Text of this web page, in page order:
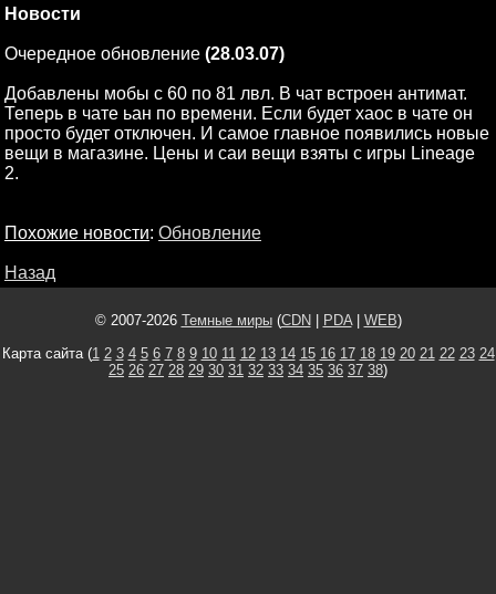
Новости
Очередное обновление (28.03.07)
Добавлены мобы с 60 по 81 лвл. В чат встроен антимат.
Теперь в чате ьан по времени. Если будет хаос в чате он
просто будет отключен. И самое главное появились новые
вещи в магазине. Цены и саи вещи взяты с игры Lineage
2.
Похожие новости: Обновление
Назад
© 2007-2026 Темные миры(CDN PDA| WEB)
Карта сайта (1 2 3 4 5 6 7 8 9 10 11 12 13 14 15 16 17 18 19 20 21 22 23 24
25 26 27 28 29 30 31 32 33 34 35 36 37 38)